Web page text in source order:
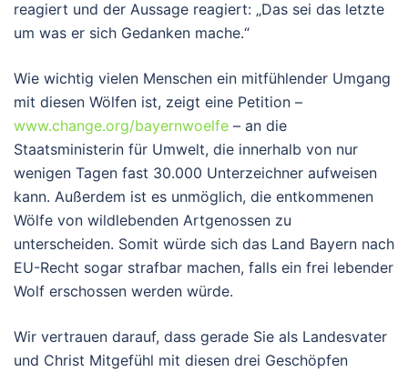
reagiert und der Aussage reagiert: „Das sei das letzte
um was er sich Gedanken mache.“
Wie wichtig vielen Menschen ein mitfühlender Umgang
mit diesen Wölfen ist, zeigt eine Petition –
www.change.org/bayernwoelfe – an die
Staatsministerin für Umwelt, die innerhalb von nur
wenigen Tagen fast 30.000 Unterzeichner aufweisen
kann. Außerdem ist es unmöglich, die entkommenen
Wölfe von wildlebenden Artgenossen zu
unterscheiden. Somit würde sich das Land Bayern nach
EU-Recht sogar strafbar machen, falls ein frei lebender
Wolf erschossen werden würde.
Wir vertrauen darauf, dass gerade Sie als Landesvater
und Christ Mitgefühl mit diesen drei Geschöpfen